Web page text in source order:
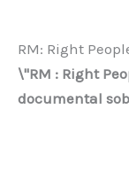
RM: Right
\"RM : Right
documental